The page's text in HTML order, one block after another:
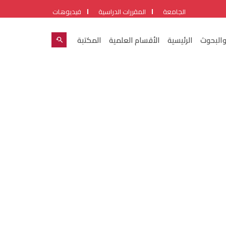
الجامعة المقررات الدراسية فيديوهات
الرئيسية الأقسام العلمية المكتبة